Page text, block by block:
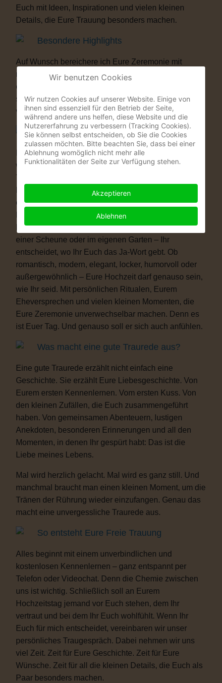
Euch mit Ideen, Inspirationen und vielen kleinen
Details, die Eure Trauung besonders machen.
Besondere Highlights
Auf Wunsch bereichere ich Eure Zeremonie mit
musikalischen oder künstlerischen Elementen. Als
ehemaliger Musicaldarsteller und Sänger entstehen
so Momente, die Eure Gäste garantiert nicht
vergessen werden.
Warum eine Freie Trauung?
Immer mehr Paare wünschen sich eine Hochzeit, die
wirklich zu ihnen passt. Vielleicht ist eine kirchliche
Euch die standesamtliche Zeremonie allein zu kurz
oder zu unpersönlich. Eine Freie Trauung schenkt
Euch genau das, was Ihr Euch wünscht: völlige
Freiheit. Ob auf einer Wiese, am See, im Schloss, in
einer Scheune oder im eigenen Garten – Ihr
entscheidet, wo Ihr Euch das Ja-Wort gebt. Ob
romantisch, modern, elegant, locker, humorvoll oder
außergewöhnlich – Eure Hochzeit darf genauso sein,
wie Ihr seid. Mit persönlichen Ritualen, Eurem
Eheversprechen und vielen kleinen Momenten, die
Eure Zeremonie unverwechselbar machen. Denn es
ist Euer Tag. Und genauso soll er sich auch anfühlen.
Was macht eine gute Traurede aus?
Eine gute Traurede erzählt nicht einfach eine
Geschichte. Sie erzählt Eure Liebesgeschichte. Von
Eurem ersten Kennenlernen. Vom ersten Kuss. Von
den kleinen Zufällen, die Euch zusammengeführt
haben. Von gemeinsamen Abenteuern, lustigen
Anekdoten, besonderen Erinnerungen und all den
Momenten, in denen Ihr gespürt habt: Das ist die
Liebe meines Lebens.
Mal wird herzlich gelacht. Mal wird es ganz still. Und
manchmal braucht man einen kleinen Moment, um die
Tränen der Rührung wieder einzufangen. Genau das
macht eine unvergessliche Traurede aus.
So entsteht Eure Freie Trauung
Alles beginnt mit einem unverbindlichen und
kostenlosen Kennenlernen – ganz entspannt per
Telefon oder Videochat. Denn die Chemie zwischen
uns ist wichtig. Schließlich soll an Eurem
Hochzeitstag jemand vor Euch stehen, dem Ihr
vertraut und bei dem Ihr Euch wohlfühlt. Wenn Ihr
Euch für mich entscheidet, vereinbaren wir unser
persönliches Traugespräch. Dabei nehmen wir uns
viel Zeit. Zeit für Eure Geschichte. Zeit für Eure
Wünsche. Zeit für all die kleinen Details, die Euch als
Paar besonders machen.
Wir benutzen Cookies
Wir nutzen Cookies auf unserer Website. Einige von
ihnen sind essenziell für den Betrieb der Seite,
während andere uns helfen, diese Website und die
Nutzererfahrung zu verbessern (Tracking Cookies).
Sie können selbst entscheiden, ob Sie die Cookies
zulassen möchten. Bitte beachten Sie, dass bei einer
Ablehnung womöglich nicht mehr alle
Funktionalitäten der Seite zur Verfügung stehen.
Akzeptieren
Ablehnen